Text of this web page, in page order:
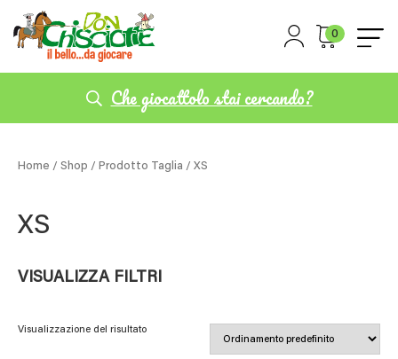
0
Che giocattolo stai cercando?
Home / Shop / Prodotto Taglia / XS
XS
VISUALIZZA FILTRI
Visualizzazione del risultato